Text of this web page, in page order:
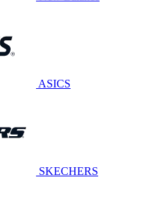
ASICS
SKECHERS